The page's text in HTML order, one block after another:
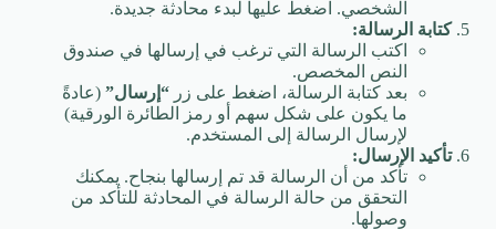
الشخصي. اضغط عليها لبدء محادثة جديدة.
كتابة الرسالة:
اكتب الرسالة التي ترغب في إرسالها في صندوق
النص المخصص.
بعد كتابة الرسالة، اضغط على زر “إرسال” (عادةً
ما يكون على شكل سهم أو رمز الطائرة الورقية)
لإرسال الرسالة إلى المستخدم.
تأكيد الإرسال:
تأكد من أن الرسالة قد تم إرسالها بنجاح. يمكنك
التحقق من حالة الرسالة في المحادثة للتأكد من
وصولها.